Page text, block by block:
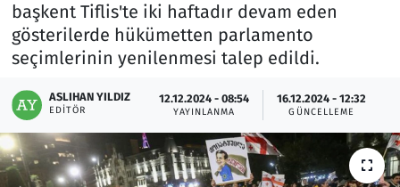
başkent Tiflis'te iki haftadır devam eden
gösterilerde hükümetten parlamento
seçimlerinin yenilenmesi talep edildi.
ASLIHAN YILDIZ
EDITÖR
12.12.2024 - 08:54
YAYINLANMA
16.12.2024 - 12:32
GÜNCELLEME
Otomobil
Oyun
Ramazan
Resmi İlanlar